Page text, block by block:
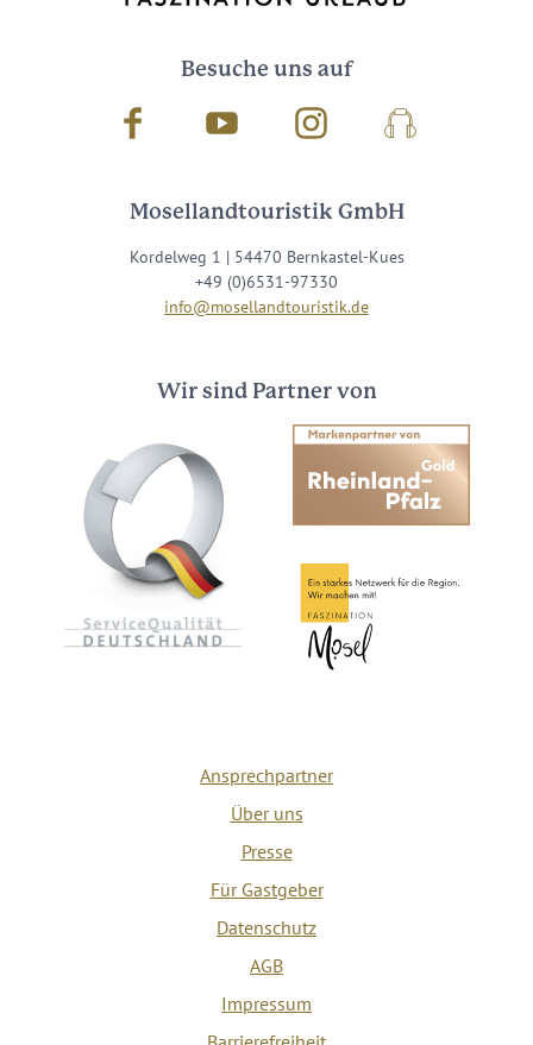
Besuche uns auf
Facebook Youtube InstagramPodcast
Mosellandtouristik GmbH
Kordelweg 1 | 54470 Bernkastel-Kues
+49 (0)6531-97330
info@mosellandtouristik.de
Wir sind Partner von
Ansprechpartner
Über uns
Presse
Für Gastgeber
Datenschutz
AGB
Impressum